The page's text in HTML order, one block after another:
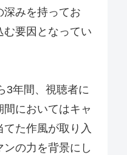
深みを持ってお
む要因となってい
3年間、視聴者に
においてはキャ
た作風が取り入
の力を背景にし